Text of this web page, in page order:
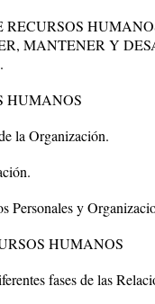
MANTENER Y
HUMANOS
la Organización.
Personales y
HUMANOS
fases de las